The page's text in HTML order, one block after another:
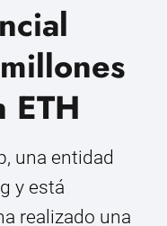
ETH
una entidad
y está
realizado una